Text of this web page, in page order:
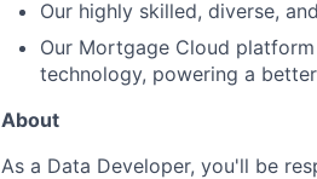
Our highly skilled, diverse,
Our Mortgage Cloud
technology, powering a
About
As a Data Developer, you'll be